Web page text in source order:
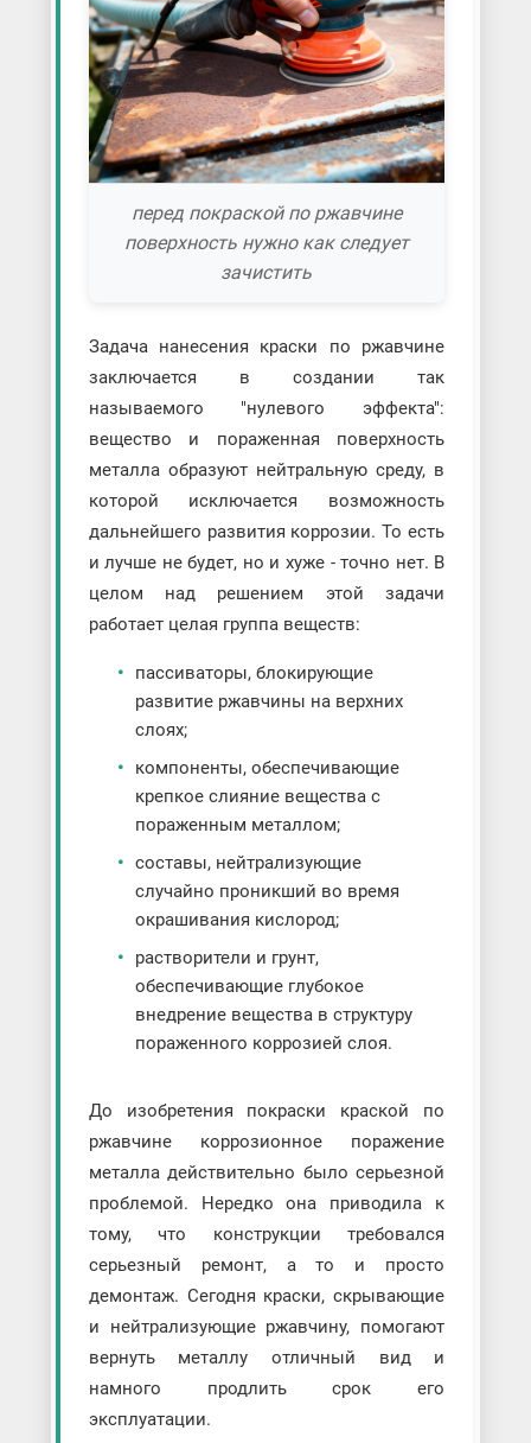
перед покраской по ржавчине
поверхность нужно как следует
зачистить
Задача нанесения краски по ржавчине
заключается в создании так
называемого "нулевого эффекта":
вещество и пораженная поверхность
металла образуют нейтральную среду, в
которой исключается возможность
дальнейшего развития коррозии. То есть
и лучше не будет, но и хуже - точно нет. В
целом над решением этой задачи
работает целая группа веществ:
пассиваторы, блокирующие
развитие ржавчины на верхних
слоях;
компоненты, обеспечивающие
крепкое слияние вещества с
пораженным металлом;
составы, нейтрализующие
случайно проникший во время
окрашивания кислород;
растворители и грунт,
обеспечивающие глубокое
внедрение вещества в структуру
пораженного коррозией слоя.
До изобретения покраски краской по
ржавчине коррозионное поражение
металла действительно было серьезной
проблемой. Нередко она приводила к
тому, что конструкции требовался
серьезный ремонт, а то и просто
демонтаж. Сегодня краски, скрывающие
и нейтрализующие ржавчину, помогают
вернуть металлу отличный вид и
намного продлить срок его
эксплуатации.